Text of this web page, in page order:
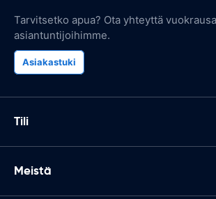
Tarvitsetko apua? Ota yhteyttä
asiantuntijoihimme.
Asiakastuki
Tili
Meistä